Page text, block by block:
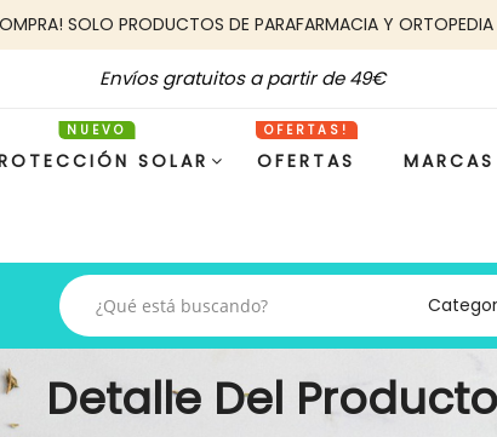
SOLO PRODUCTOS DE PARAFARMACIA Y
Envíos gratuitos a partir de 49€
SOLAR OFERTAS MARCAS
Detalle Del Producto